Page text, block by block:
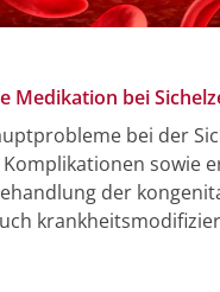
Medikation bei
bei der
sowie
der
vorgestellte